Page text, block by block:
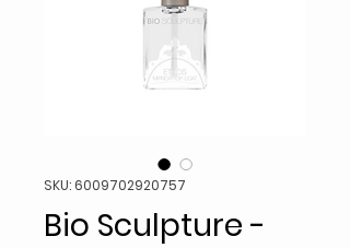
SKU: 6009702920757
Bio Sculpture -